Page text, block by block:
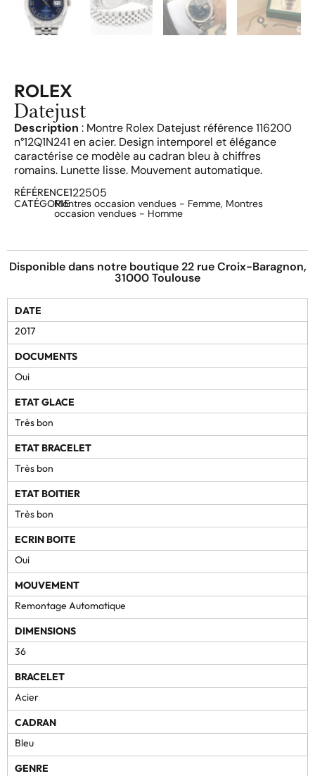
ROLEX
Datejust
Description : Montre Rolex Datejust référence 116200
n°12Q1N241 en acier. Design intemporel et élégance
caractérise ce modèle au cadran bleu à chiffres
romains. Lunette lisse. Mouvement automatique.
RÉFÉRENCE122505
CATÉGORIEMontres occasion vendues - Femme, Montres
occasion vendues - Homme
Disponible dans notre boutique 22 rue Croix-Baragnon,
31000 Toulouse
DATE
2017
DOCUMENTS
Oui
ETAT GLACE
Très bon
ETAT BRACELET
Très bon
ETAT BOITIER
Très bon
ECRIN BOITE
Oui
MOUVEMENT
Remontage Automatique
DIMENSIONS
36
BRACELET
Acier
CADRAN
Bleu
GENRE